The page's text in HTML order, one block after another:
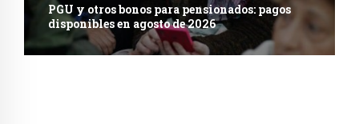
PGU y otros bonos para pensionados: pagos
disponibles en agosto de 2026